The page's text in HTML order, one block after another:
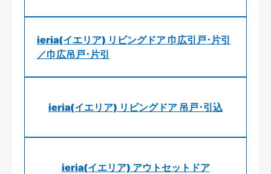
ieria(イエリア) リビングドア 巾広引戸･片引
／巾広吊戸･片引
ieria(イエリア) リビングドア 吊戸･引込
ieria(イエリア) アウトセットドア